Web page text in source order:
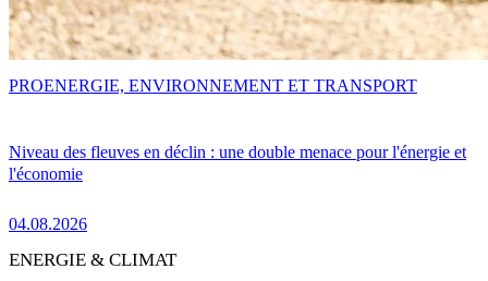
Niveau des fleuves en déclin : une double menace pour l'énergie et
l'économie
04.08.2026
PROENERGIE, ENVIRONNEMENT ET TRANSPORT
ENERGIE & CLIMAT